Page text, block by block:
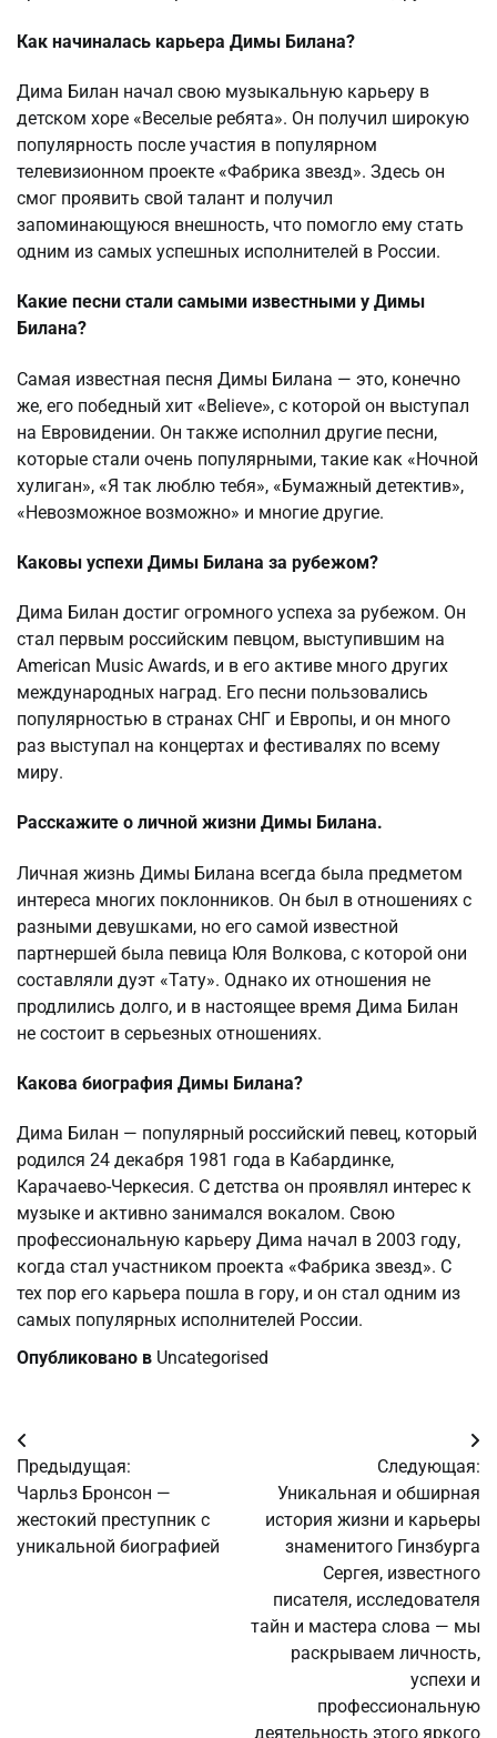
Как начиналась карьера Димы Билана?
Дима Билан начал свою музыкальную карьеру в
детском хоре «Веселые ребята». Он получил широкую
популярность после участия в популярном
телевизионном проекте «Фабрика звезд». Здесь он
смог проявить свой талант и получил
запоминающуюся внешность, что помогло ему стать
одним из самых успешных исполнителей в России.
Какие песни стали самыми известными у Димы
Билана?
Самая известная песня Димы Билана — это, конечно
же, его победный хит «Believe», с которой он выступал
на Евровидении. Он также исполнил другие песни,
которые стали очень популярными, такие как «Ночной
хулиган», «Я так люблю тебя», «Бумажный детектив»,
«Невозможное возможно» и многие другие.
Каковы успехи Димы Билана за рубежом?
Дима Билан достиг огромного успеха за рубежом. Он
стал первым российским певцом, выступившим на
American Music Awards, и в его активе много других
международных наград. Его песни пользовались
популярностью в странах СНГ и Европы, и он много
раз выступал на концертах и фестивалях по всему
миру.
Расскажите о личной жизни Димы Билана.
Личная жизнь Димы Билана всегда была предметом
интереса многих поклонников. Он был в отношениях с
разными девушками, но его самой известной
партнершей была певица Юля Волкова, с которой они
составляли дуэт «Тату». Однако их отношения не
продлились долго, и в настоящее время Дима Билан
не состоит в серьезных отношениях.
Какова биография Димы Билана?
Дима Билан — популярный российский певец, который
родился 24 декабря 1981 года в Кабардинке,
Карачаево-Черкесия. С детства он проявлял интерес к
музыке и активно занимался вокалом. Свою
профессиональную карьеру Дима начал в 2003 году,
когда стал участником проекта «Фабрика звезд». С
тех пор его карьера пошла в гору, и он стал одним из
самых популярных исполнителей России.
Опубликовано в Uncategorised
Навигация
по
записям
Предыдущая:
Чарльз Бронсон —
жестокий преступник с
уникальной биографией
Следующая:
Уникальная и обширная
история жизни и карьеры
знаменитого Гинзбурга
Сергея, известного
писателя, исследователя
тайн и мастера слова — мы
раскрываем личность,
успехи и
профессиональную
деятельность этого яркого